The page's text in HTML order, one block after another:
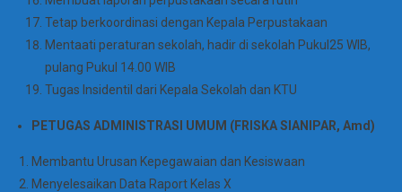
Tetap berkoordinasi dengan Kepala Perpustakaan
Mentaati peraturan sekolah, hadir di sekolah Pukul25 WIB,
pulang Pukul 14.00 WIB
Tugas Insidentil dari Kepala Sekolah dan KTU
PETUGAS ADMINISTRASI UMUM (FRISKA SIANIPAR, Amd)
Membantu Urusan Kepegawaian dan Kesiswaan
Menyelesaikan Data Raport Kelas X